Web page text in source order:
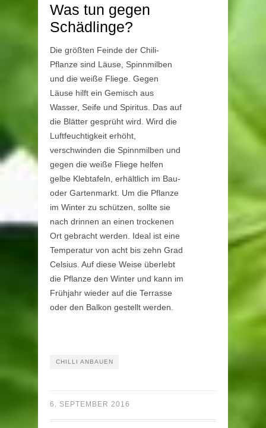
Was tun gegen
Schädlinge?
Die größten Feinde der Chili-
Pflanze sind Läuse, Spinnmilben
und die weiße Fliege. Gegen
Läuse hilft ein Gemisch aus
Wasser, Seife und Spiritus. Das auf
die Blätter gesprüht wird. Wird die
Luftfeuchtigkeit erhöht,
verschwinden die Spinnmilben und
gegen die weiße Fliege helfen
gelbe Klebtafeln, erhältlich im Bau-
oder Gartenmarkt. Um die Pflanze
im Winter zu schützen, sollte sie
nach drinnen an einen trockenen
Ort gebracht werden. Ideal ist eine
Temperatur von acht bis zehn Grad
Celsius. Auf diese Weise überlebt
die Pflanze den Winter und kann im
Frühjahr wieder auf die Terrasse
oder den Balkon gestellt werden.
CHILLI ANBAUEN
6. SEPTEMBER 2016